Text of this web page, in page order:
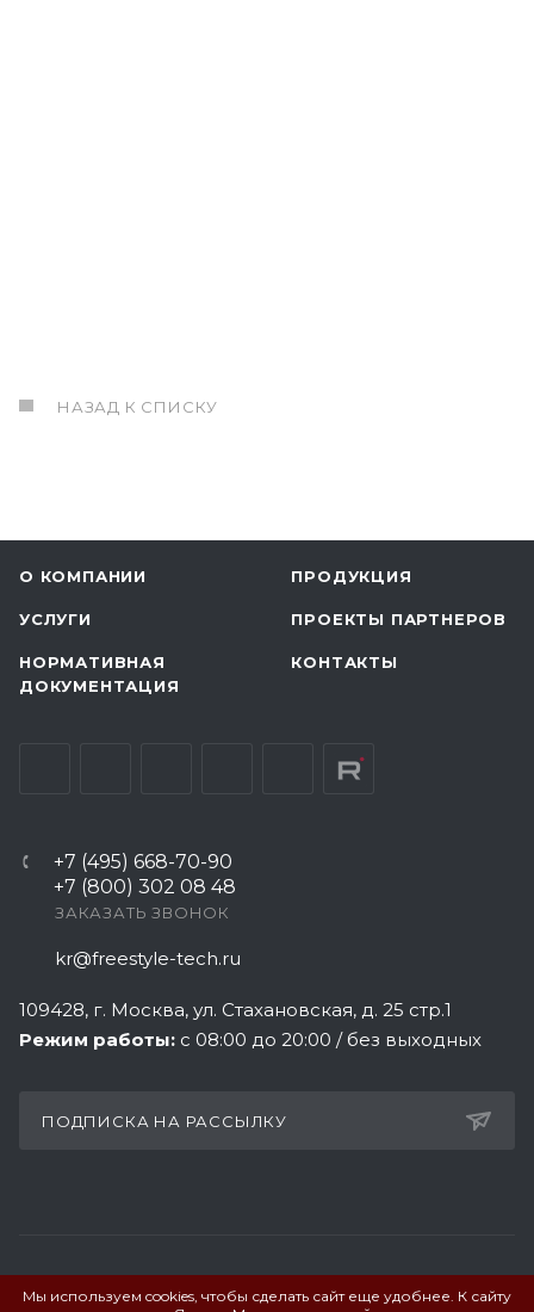
НАЗАД К СПИСКУ
О КОМПАНИИ ПРОДУКЦИЯ
УСЛУГИ ПРОЕКТЫ ПАРТНЕРОВ
НОРМАТИВНАЯ
ДОКУМЕНТАЦИЯ
КОНТАКТЫ
+7 (495) 668-70-90
+7 (800) 302 08 48
ЗАКАЗАТЬ ЗВОНОК
kr@freestyle-tech.ru
109428, г. Москва, ул. Стахановская, д. 25 стр.1
Режим работы: с 08:00 до 20:00 / без выходных
ПОДПИСКА НА РАССЫЛКУ
ПОЛИТИКА КОНФИДЕНЦИАЛЬНОСТИ
Мы используем cookies, чтобы сделать сайт еще удобнее. К сайту